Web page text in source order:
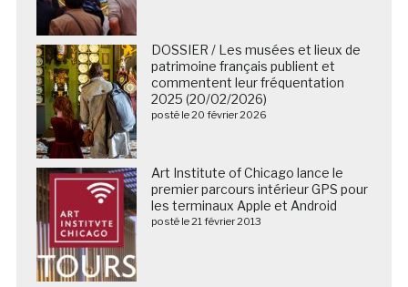
DOSSIER / Les musées et lieux de
patrimoine français publient et
commentent leur fréquentation
2025 (20/02/2026)
posté le 20 février 2026
Art Institute of Chicago lance le
premier parcours intérieur GPS pour
les terminaux Apple et Android
posté le 21 février 2013